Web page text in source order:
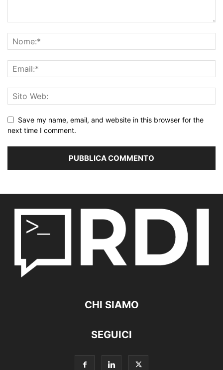
Save my name, email, and website in this browser for the
next time I comment.
CHI SIAMO
SEGUICI